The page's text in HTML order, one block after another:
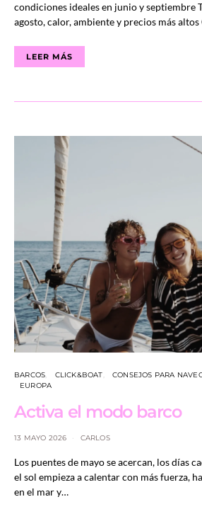
condiciones ideales en junio y septiembre
agosto, calor, ambiente y precios más
LEER MÁS
BARCOS CLICK&BOAT CONSEJOS PARA
EUROPA
Activa el modo barco
13 MAYO 2026 CARLOS
Los puentes de mayo se acercan, los días
el sol empieza a calentar con más fuerza,
en el mar y…